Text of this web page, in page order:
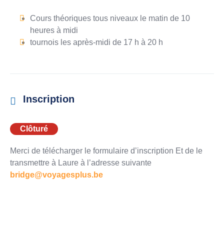
Cours théoriques tous niveaux le matin de 10
heures à midi
tournois les après-midi de 17 h à 20 h
Inscription
Clôturé
Merci de télécharger le formulaire d’inscription Et de le
transmettre à Laure à l’adresse suivante
bridge@voyagesplus.be